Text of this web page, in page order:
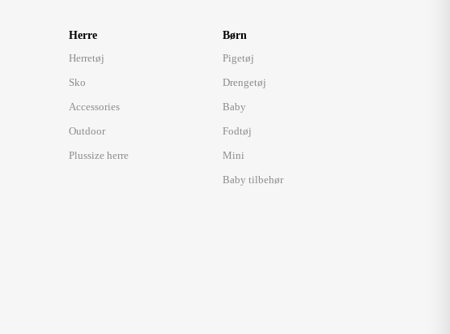
Herre
Herretøj
Sko
Accessories
Outdoor
Plussize herre
Børn
Pigetøj
Drengetøj
Baby
Fodtøj
Mini
Baby tilbehør